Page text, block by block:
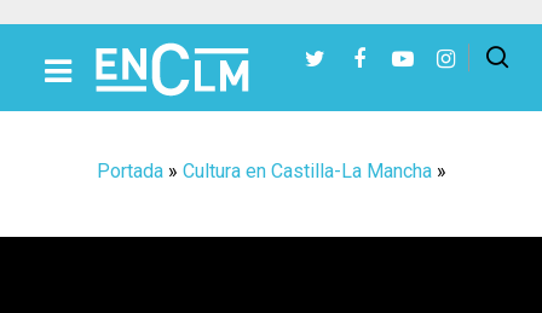
Portada» Cultura en Castilla-La Mancha»